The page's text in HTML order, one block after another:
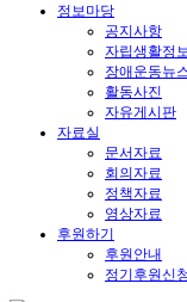
정보마당
공지사항
자립생활정
장애운동뉴
활동사진
자유게시판
자료실
문서자료
회의자료
정책자료
영상자료
후원하기
후원안내
정기후원신